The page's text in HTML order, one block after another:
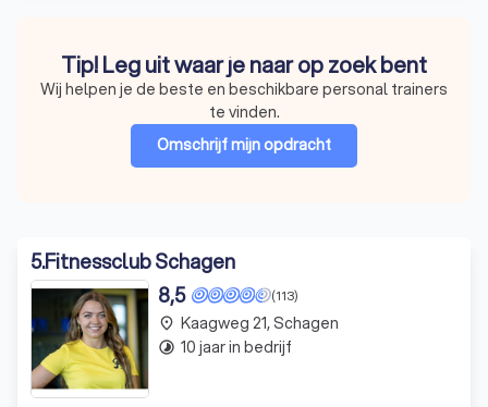
Tip! Leg uit waar je naar op zoek bent
Wij helpen je de beste en beschikbare personal trainers
te vinden.
Omschrijf mijn opdracht
5.Fitnessclub Schagen
(113)
8,5
place Kaagweg 21, Schagen
timelapse 10 jaar in bedrijf